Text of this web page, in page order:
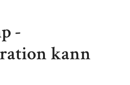
-
kann